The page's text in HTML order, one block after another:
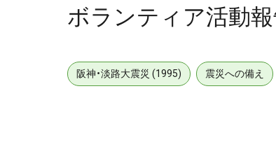
ボランティア活動
阪神・淡路大震災 (1995) 震災への備え